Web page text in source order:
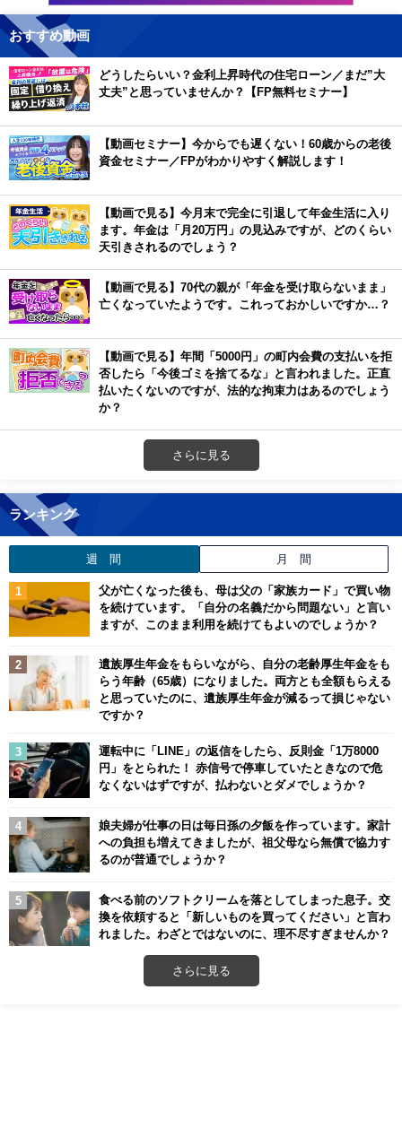
おすすめ動画
どうしたらいい？金利上昇時代の住宅ローン／まだ”大
丈夫”と思っていませんか？【FP無料セミナー】
【動画セミナー】今からでも遅くない！60歳からの老後
資金セミナー／FPがわかりやすく解説します！
【動画で見る】今月末で完全に引退して年金生活に入り
ます。年金は「月20万円」の見込みですが、どのくらい
天引きされるのでしょう？
【動画で見る】70代の親が「年金を受け取らないまま」
亡くなっていたようです。これっておかしいですか…？
【動画で見る】年間「5000円」の町内会費の支払いを拒
否したら「今後ゴミを捨てるな」と言われました。正直
払いたくないのですが、法的な拘束力はあるのでしょう
か？
さらに見る
ランキング
週 間 月 間
父が亡くなった後も、母は父の「家族カード」で買い物
を続けています。「自分の名義だから問題ない」と言い
ますが、このまま利用を続けてもよいのでしょうか？
遺族厚生年金をもらいながら、自分の老齢厚生年金をも
らう年齢（65歳）になりました。両方とも全額もらえる
と思っていたのに、遺族厚生年金が減るって損じゃない
ですか？
運転中に「LINE」の返信をしたら、反則金「1万8000
円」をとられた！ 赤信号で停車していたときなので危
なくないはずですが、払わないとダメでしょうか？
娘夫婦が仕事の日は毎日孫の夕飯を作っています。家計
への負担も増えてきましたが、祖父母なら無償で協力す
るのが普通でしょうか？
食べる前のソフトクリームを落としてしまった息子。交
換を依頼すると「新しいものを買ってください」と言わ
れました。わざとではないのに、理不尽すぎませんか？
さらに見る